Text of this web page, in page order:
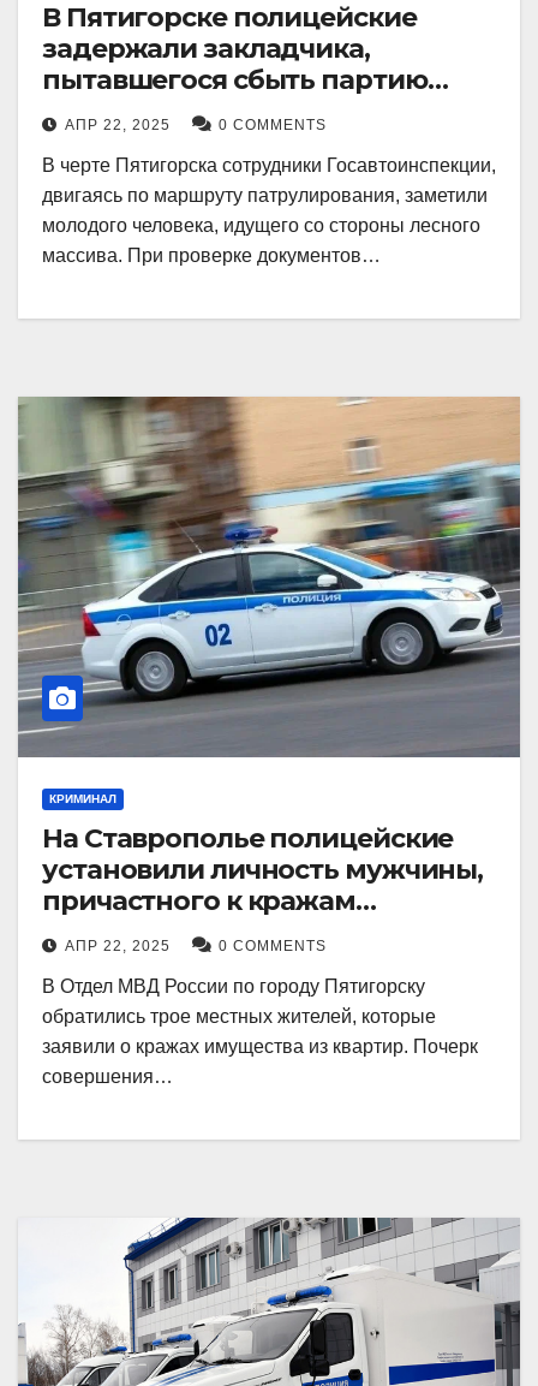
В Пятигорске полицейские
задержали закладчика,
пытавшегося сбыть партию
синтетического наркотика
АПР 22, 2025 0 COMMENTS
В черте Пятигорска сотрудники Госавтоинспекции,
двигаясь по маршруту патрулирования, заметили
молодого человека, идущего со стороны лесного
массива. При проверке документов…
КРИМИНАЛ
На Ставрополье полицейские
установили личность мужчины,
причастного к кражам
имущества из квартир в
Пятигорске
АПР 22, 2025 0 COMMENTS
В Отдел МВД России по городу Пятигорску
обратились трое местных жителей, которые
заявили о кражах имущества из квартир. Почерк
совершения…